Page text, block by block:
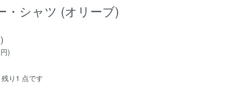
・シャツ (オリーブ)
)
り1 点です